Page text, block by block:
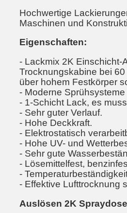
Hochwertige
Maschinen und
Eigenschaften:
- Lackmix 2K Einschicht-
Trocknungskabine bei
über hohem Festkörper
- Moderne
- 1-Schicht Lack, es
- Sehr guter Verlauf.
- Hohe Deckkraft.
- Elektrostatisch
- Hohe UV- und
- Sehr gute
- Lösemittelfest,
-
- Effektive Lufttrocknung
Auslösen 2K